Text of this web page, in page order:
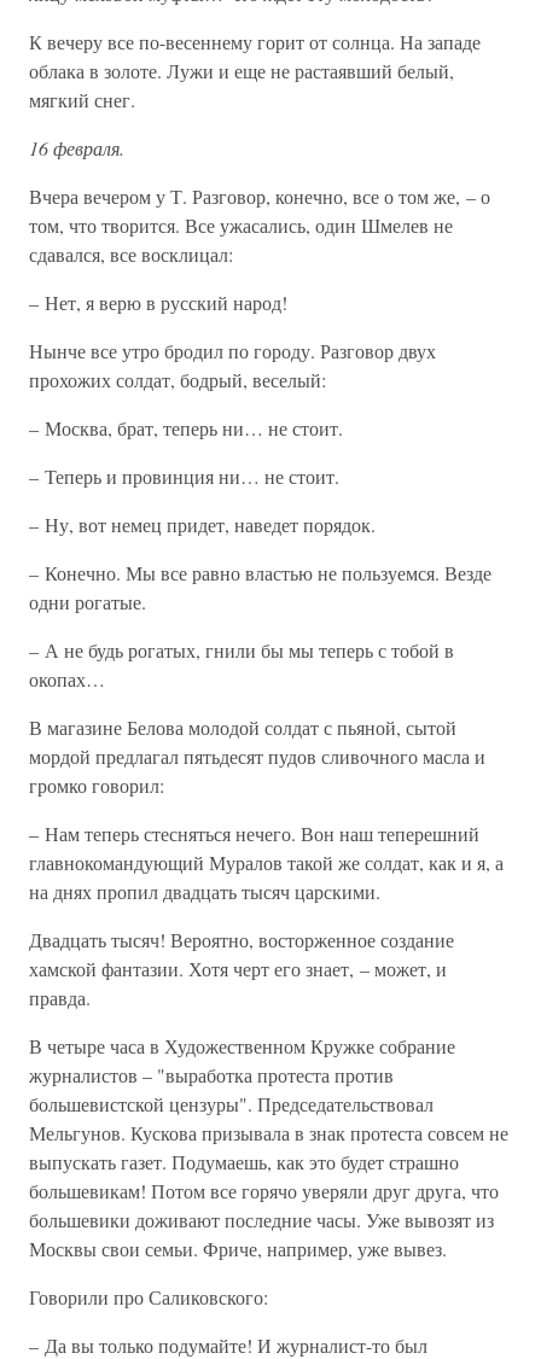
К вечеру все по-весеннему горит от солнца. На западе
облака в золоте. Лужи и еще не растаявший белый,
мягкий снег.
16 февраля.
Вчера вечером у Т. Разговор, конечно, все о том же, – о
том, что творится. Все ужасались, один Шмелев не
сдавался, все восклицал:
– Нет, я верю в русский народ!
Нынче все утро бродил по городу. Разговор двух
прохожих солдат, бодрый, веселый:
– Москва, брат, теперь ни… не стоит.
– Теперь и провинция ни… не стоит.
– Ну, вот немец придет, наведет порядок.
– Конечно. Мы все равно властью не пользуемся. Везде
одни рогатые.
– А не будь рогатых, гнили бы мы теперь с тобой в
окопах…
В магазине Белова молодой солдат с пьяной, сытой
мордой предлагал пятьдесят пудов сливочного масла и
громко говорил:
– Нам теперь стесняться нечего. Вон наш теперешний
главнокомандующий Муралов такой же солдат, как и я, а
на днях пропил двадцать тысяч царскими.
Двадцать тысяч! Вероятно, восторженное создание
хамской фантазии. Хотя черт его знает, – может, и
правда.
В четыре часа в Художественном Кружке собрание
журналистов – "выработка протеста против
большевистской цензуры". Председательствовал
Мельгунов. Кускова призывала в знак протеста совсем не
выпускать газет. Подумаешь, как это будет страшно
большевикам! Потом все горячо уверяли друг друга, что
большевики доживают последние часы. Уже вывозят из
Москвы свои семьи. Фриче, например, уже вывез.
Говорили про Саликовского:
– Да вы только подумайте! И журналист-то был